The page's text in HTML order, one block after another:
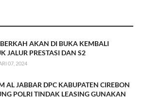
AKAN DI BUKA KEMBALI
JALUR PRESTASI DAN S2
07, 2024
AL JABBAR DPC KABUPATEN CIREBON
POLRI TINDAK LEASING GUNAKAN